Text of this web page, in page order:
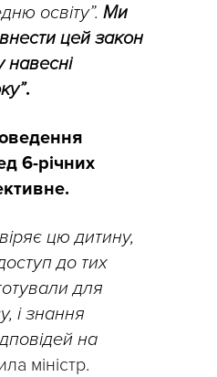
освіту”. Ми
цей закон
навесні
.
6-річних
цю дитину,
до тих
для
і знання
на
міністр.